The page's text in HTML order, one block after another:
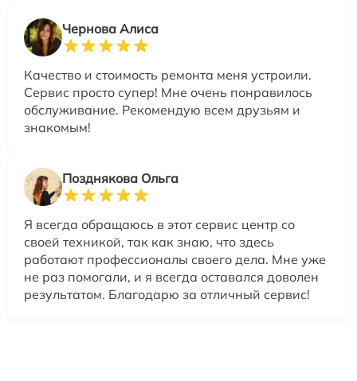
Чернова Алиса
Качество и стоимость ремонта меня устроили.
Сервис просто супер! Мне очень понравилось
обслуживание. Рекомендую всем друзьям и
знакомым!
Позднякова Ольга
Я всегда обращаюсь в этот сервис центр со
своей техникой, так как знаю, что здесь
работают профессионалы своего дела. Мне уже
не раз помогали, и я всегда оставался доволен
результатом. Благодарю за отличный сервис!